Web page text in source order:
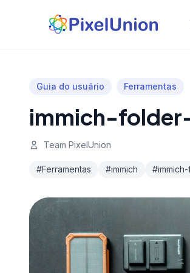
Guia do usuário Ferramentas
immich-
Team PixelUnion
#Ferramentas #immich